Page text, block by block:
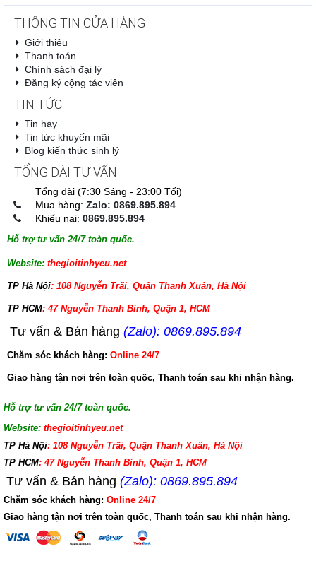
THÔNG TIN CỬA HÀNG
Giới thiệu
Thanh toán
Chính sách đại lý
Đăng ký cộng tác viên
TIN TỨC
Tin hay
Tin tức khuyến mãi
Blog kiến thức sinh lý
TỔNG ĐÀI TƯ VẤN
Tổng đài (7:30 Sáng - 23:00 Tối)
Mua hàng: Zalo: 0869.895.894
Khiếu nại: 0869.895.894
Hỗ trợ tư vấn 24/7 toàn quốc.
Website: thegioitinhyeu.net
TP Hà Nội: 108 Nguyễn Trãi, Quận Thanh Xuân, Hà Nội
TP HCM: 47 Nguyễn Thanh Bình, Quận 1, HCM
Tư vấn & Bán hàng (Zalo): 0869.895.894
Chăm sóc khách hàng: Online 24/7
Giao hàng tận nơi trên toàn quốc, Thanh toán sau khi nhận hàng.
Hỗ trợ tư vấn 24/7 toàn quốc.
Website: thegioitinhyeu.net
TP Hà Nội: 108 Nguyễn Trãi, Quận Thanh Xuân, Hà Nội
TP HCM: 47 Nguyễn Thanh Bình, Quận 1, HCM
Tư vấn & Bán hàng (Zalo): 0869.895.894
Chăm sóc khách hàng: Online 24/7
Giao hàng tận nơi trên toàn quốc, Thanh toán sau khi nhận hàng.